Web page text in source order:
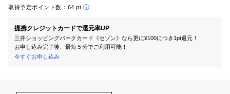
取得予定ポイント数： 64 pt
提携クレジットカードで還元率UP
三井ショッピングパークカード《セゾン》なら更に¥100につき1pt還元！
お申し込み完了後、最短５分でご利用可能！
今すぐお申し込み